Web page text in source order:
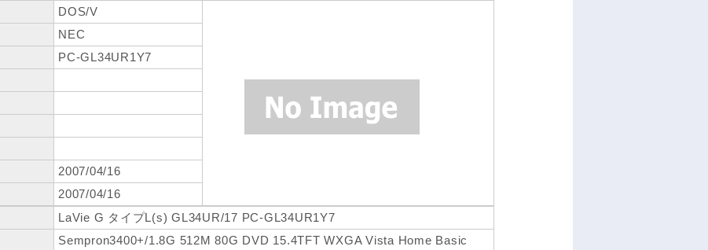
DOS/V
NEC
PC-GL34UR1Y7
2007/04/16
2007/04/16
LaVie G タイプL(s) GL34UR/17 PC-GL34UR1Y7
Sempron3400+/1.8G 512M 80G DVD 15.4TFT WXGA Vista Home Basic